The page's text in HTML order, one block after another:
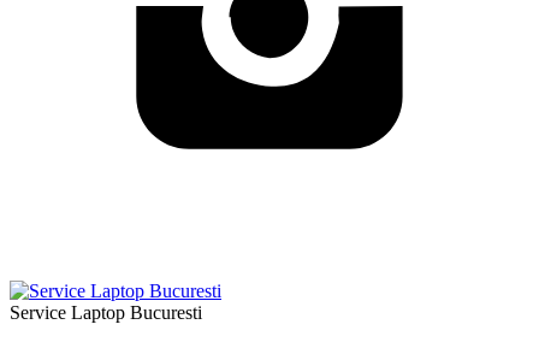
Service Laptop Bucuresti